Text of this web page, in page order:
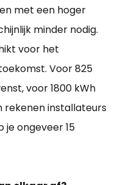
met een hoger
minder nodig.
voor het
Voor 825
voor 1800 kWh
rekenen installateurs
je ongeveer 15